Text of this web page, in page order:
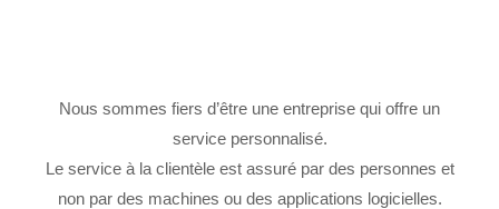
Nous sommes fiers d’être une entreprise qui offre un
service personnalisé.
Le service à la clientèle est assuré par des personnes et
non par des machines ou des applications logicielles.